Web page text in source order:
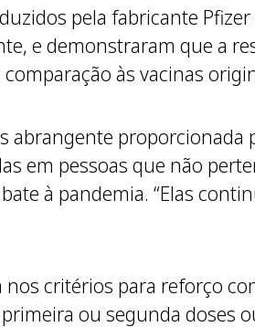
pela fabricante
e demonstraram que a
às vacinas
abrangente proporcionada
em pessoas que não
à pandemia. “Elas
nos critérios para reforço
ou segunda doses